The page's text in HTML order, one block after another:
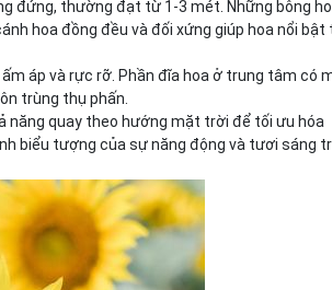
đứng, thường đạt từ 1-3 mét. Những bông
hoa đồng đều và đối xứng giúp hoa nổi bật
áp và rực rỡ. Phần đĩa hoa ở trung tâm có
trùng thụ phấn.
năng quay theo hướng mặt trời để tối ưu hóa
biểu tượng của sự năng động và tươi sáng